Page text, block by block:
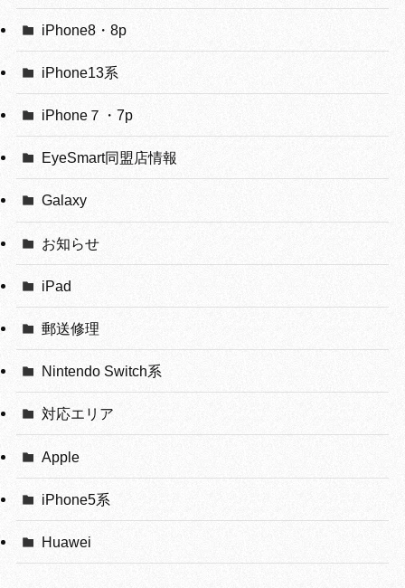
iPhone8・8p
iPhone13系
iPhone７・7p
EyeSmart同盟店情報
Galaxy
お知らせ
iPad
郵送修理
Nintendo Switch系
対応エリア
Apple
iPhone5系
Huawei